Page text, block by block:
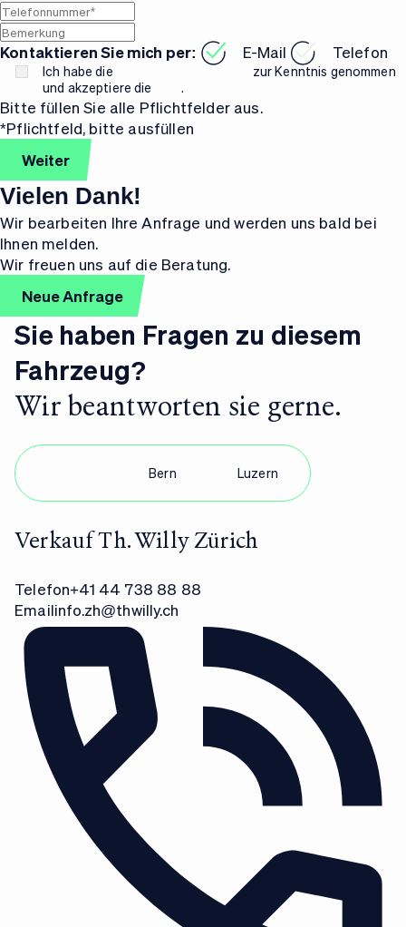
Kontaktieren Sie mich per: E-Mail Telefon
Ich habe die Datenschutzerklärung
zur Kenntnis genommen
und akzeptiere die
AGB.
Bitte füllen Sie alle Pflichtfelder aus.
*Pflichtfeld, bitte ausfüllen
Weiter
Vielen Dank!
Wir bearbeiten Ihre Anfrage und werden uns bald bei
Ihnen melden.
Wir freuen uns auf die Beratung.
Neue Anfrage
Sie haben Fragen zu diesem
Fahrzeug?
Wir beantworten sie gerne.
Bern Luzern
Verkauf Th. Willy Zürich
Telefon+41 44 738 88 88
Emailinfo.zh@thwilly.ch